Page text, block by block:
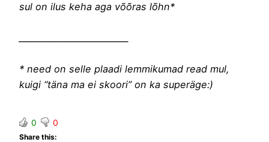
sul on ilus keha aga võõras lõhn*
* need on selle plaadi lemmikumad read mul,
kuigi “täna ma ei skoori” on ka superäge:)
0 0
Share this: